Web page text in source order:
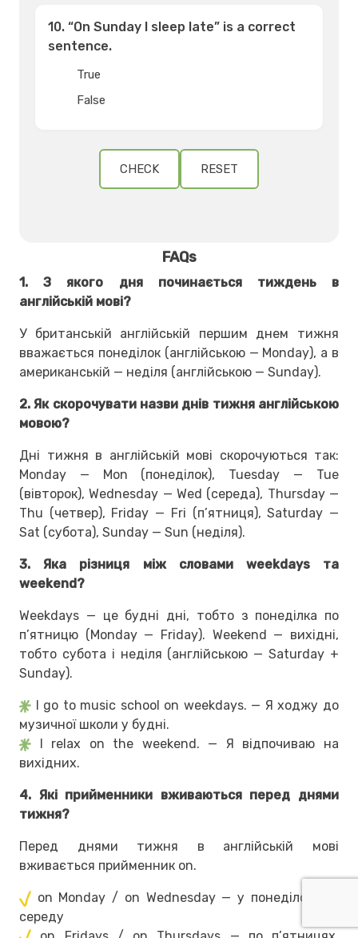
10. “On Sunday I sleep late” is a correct
sentence.
True
False
CHECK RESET
FAQs
1. З якого дня починається тиждень в
англійській мові?
У британській англійській першим днем тижня
вважається понеділок (англійською — Monday), а в
американській — неділя (англійською — Sunday).
2. Як скорочувати назви днів тижня англійською
мовою?
Дні тижня в англійській мові скорочуються так:
Monday — Mon (понеділок), Tuesday — Tue
(вівторок), Wednesday — Wed (середа), Thursday —
Thu (четвер), Friday — Fri (п’ятниця), Saturday —
Sat (субота), Sunday — Sun (неділя).
3. Яка різниця між словами weekdays та
weekend?
Weekdays — це будні дні, тобто з понеділка по
п’ятницю (Monday — Friday). Weekend — вихідні,
тобто субота і неділя (англійською — Saturday +
Sunday).
I go to music school on weekdays. — Я ходжу до
музичної школи у будні.
I relax on the weekend. — Я відпочиваю на
вихідних.
4. Які прийменники вживаються перед днями
тижня?
Перед днями тижня в англійській мові
вживається прийменник on.
on Monday / on Wednesday — у понеділок / у
середу